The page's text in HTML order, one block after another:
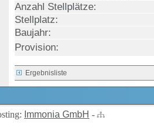
Anzahl Stellplätze:
Stellplatz:
Baujahr:
Provision:
Ergebnisliste
Immonia GmbH -